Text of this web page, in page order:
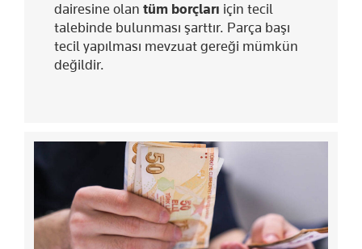
dairesine olan tüm borçları için tecil
talebinde bulunması şarttır. Parça başı
tecil yapılması mevzuat gereği mümkün
değildir.